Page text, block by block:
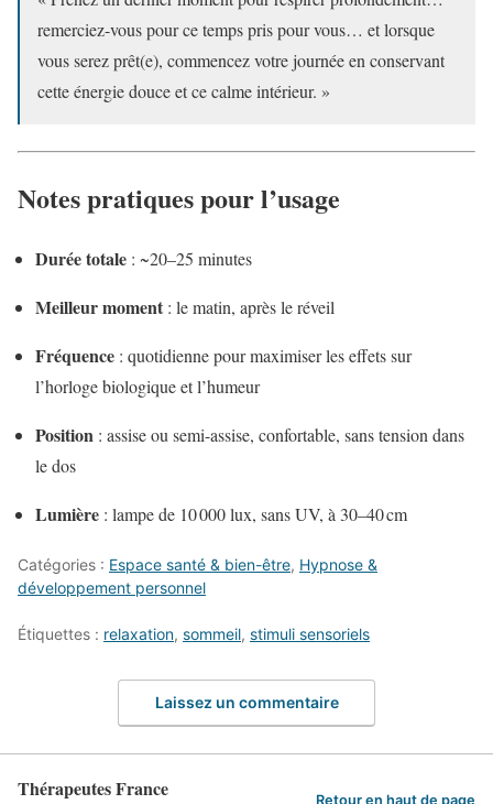
remerciez-vous pour ce temps pris pour vous… et lorsque
vous serez prêt(e), commencez votre journée en conservant
cette énergie douce et ce calme intérieur. »
Notes pratiques pour l’usage
Durée totale : ~20–25 minutes
Meilleur moment : le matin, après le réveil
Fréquence : quotidienne pour maximiser les effets sur
l’horloge biologique et l’humeur
Position : assise ou semi-assise, confortable, sans tension dans
le dos
Lumière : lampe de 10 000 lux, sans UV, à 30–40 cm
Catégories : Espace santé & bien-être, Hypnose &
développement personnel
Étiquettes : relaxation, sommeil, stimuli sensoriels
Laissez un commentaire
Thérapeutes France Retour en haut de page